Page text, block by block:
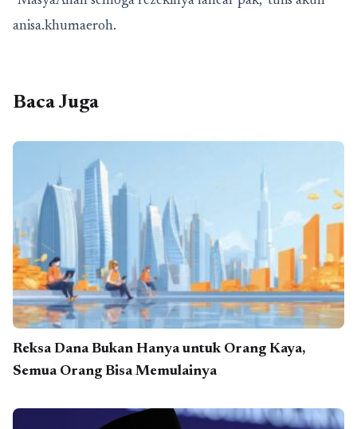
anisa.khumaeroh.
Baca Juga
Reksa Dana Bukan Hanya untuk Orang Kaya,
Semua Orang Bisa Memulainya